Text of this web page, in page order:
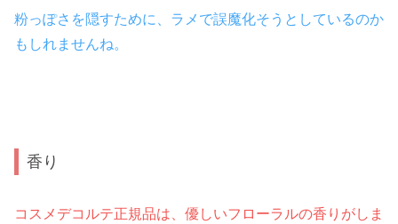
粉っぽさを隠すために、ラメで誤魔化そうとしているのか
もしれませんね。
香り
コスメデコルテ正規品は、優しいフローラルの香りがしま